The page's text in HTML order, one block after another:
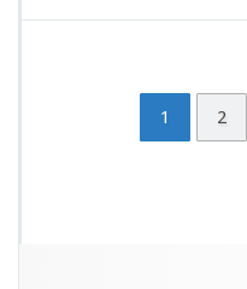
1 2